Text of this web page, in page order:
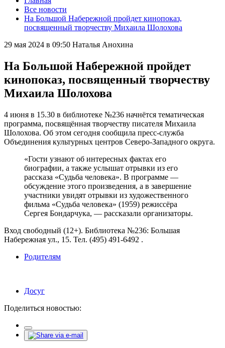
Все новости
На Большой Набережной пройдет кинопоказ,
посвященный творчеству Михаила Шолохова
29 мая 2024 в 09:50 Наталья Анохина
На Большой Набережной пройдет
кинопоказ, посвященный творчеству
Михаила Шолохова
4 июня в 15.30 в библиотеке №236 начнётся тематическая
программа, посвящённая творчеству писателя Михаила
Шолохова. Об этом сегодня сообщила пресс-служба
Объединения культурных центров Северо-Западного округа.
«Гости узнают об интересных фактах его
биографии, а также услышат отрывки из его
рассказа «Судьба человека». В программе —
обсуждение этого произведения, а в завершение
участники увидят отрывки из художественного
фильма «Судьба человека» (1959) режиссёра
Сергея Бондарчука, — рассказали организаторы.
Вход свободный (12+). Библиотека №236: Большая
Набережная ул., 15. Тел. (495) 491-6492 .
Родителям
Досуг
Поделиться новостью: